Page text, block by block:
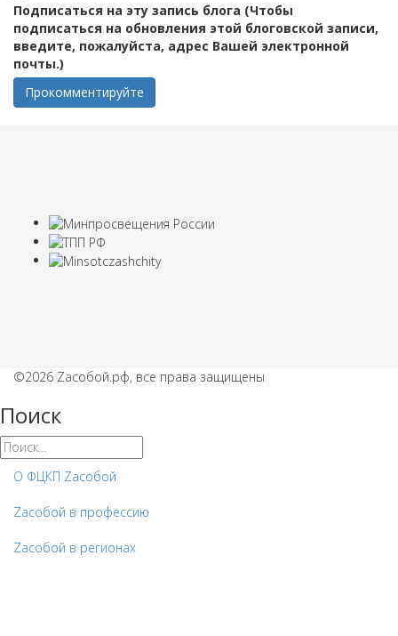
Подписаться на эту запись блога (Чтобы
подписаться на обновления этой блоговской записи,
введите, пожалуйста, адрес Вашей электронной
почты.)
Прокомментируйте
©2026 Zaсобой.рф, все права защищены
Поиск
О ФЦКП Zасобой
Zacобой в профессию
Zaсобой в регионах